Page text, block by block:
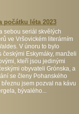
počátku léta 2023
sebou seriál skvělých
ve Vršovickém literárním
V únoru to bylo
českými Eskymáky, manželi
kteří jsou jedinými
obyvateli Grónska, a
se členy Pohanského
březnu jsem pozval na kávu
bývalého...